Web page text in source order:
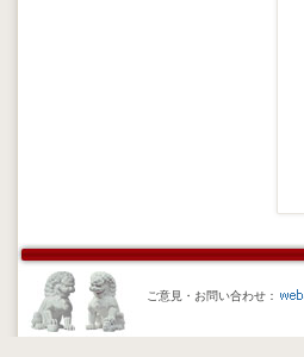
ご意見・お問い合わせ：